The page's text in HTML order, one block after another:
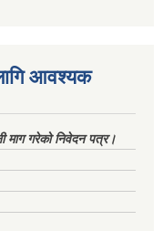
आवश्यक
माग गरेको निवेदन पत्र।